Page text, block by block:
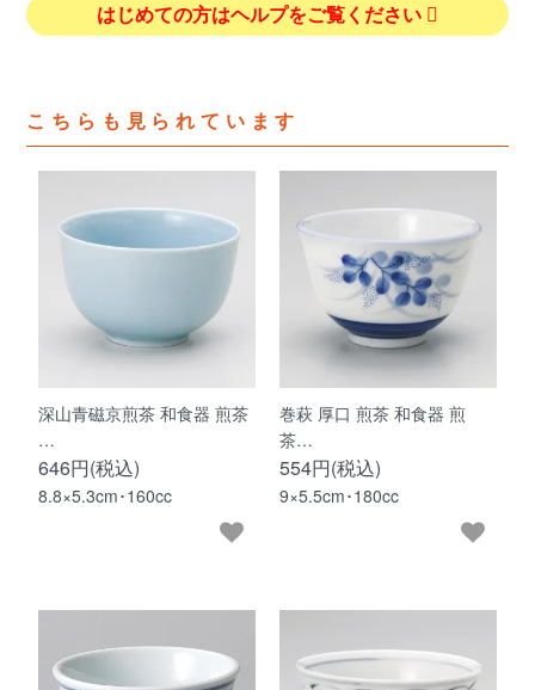
はじめての方はヘルプをご覧ください
こちらも見られています
深山青磁京煎茶 和食器 煎茶
…
646円(税込)
8.8×5.3cm･160cc
巻萩 厚口 煎茶 和食器 煎
茶…
554円(税込)
9×5.5cm･180cc